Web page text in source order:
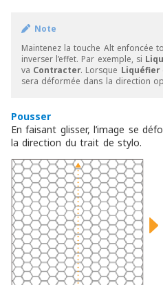
Note
Maintenez la touche Alt enfoncée
inverser l’effet. Par exemple, si
va Contracter. Lorsque Liquéfier
sera déformée dans la direction
Pousser
En faisant glisser, l’image se
la direction du trait de stylo.